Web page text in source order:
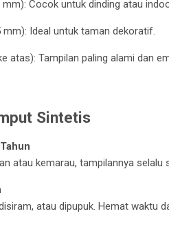
Cocok untuk dinding atau
mm): Ideal untuk taman dekoratif.
atas): Tampilan paling alami dan
Sintetis
atau kemarau, tampilannya selalu
atau dipupuk. Hemat waktu